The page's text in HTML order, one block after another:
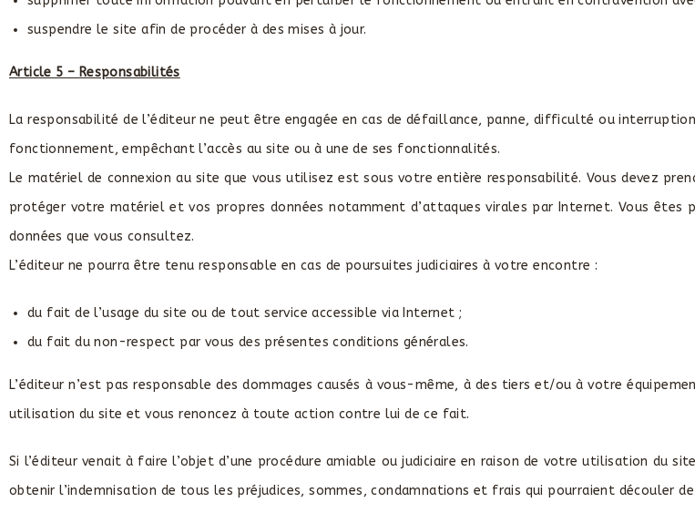
suspendre le site afin de procéder à des mises à jour.
Article 5 – Responsabilités
La responsabilité de l’éditeur ne peut être engagée en cas de défaillance, panne, difficulté ou
fonctionnement, empêchant l’accès au site ou à une de ses fonctionnalités.
Le matériel de connexion au site que vous utilisez est sous votre entière responsabilité. Vous devez
protéger votre matériel et vos propres données notamment d’attaques virales par Internet. Vous êtes
données que vous consultez.
L’éditeur ne pourra être tenu responsable en cas de poursuites judiciaires à votre encontre :
du fait de l’usage du site ou de tout service accessible via Internet ;
du fait du non-respect par vous des présentes conditions générales.
L’éditeur n’est pas responsable des dommages causés à vous-même, à des tiers et/ou à votre
utilisation du site et vous renoncez à toute action contre lui de ce fait.
Si l’éditeur venait à faire l’objet d’une procédure amiable ou judiciaire en raison de votre utilisation du
obtenir l’indemnisation de tous les préjudices, sommes, condamnations et frais qui pourraient découler